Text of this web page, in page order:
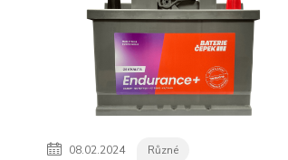
08.02.2024 Různé